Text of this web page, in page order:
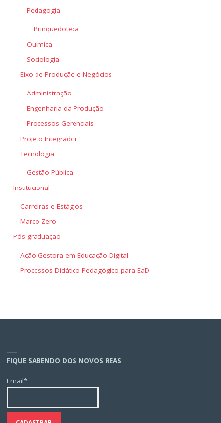
Pedagogia
Brinquedoteca
Química
Sociologia
Eixo de Produção e Negócios
Administração
Engenharia da Produção
Processos Gerenciais
Projeto Integrador
Tecnologia
Gestão Pública
Institucional
Carreiras e Estágios
Marco Zero
Pós-graduação
Ação Gestora em Educação Digital
Processos Didático-Pedagógico para EaD
FIQUE SABENDO DOS NOVOS REAS
Email*